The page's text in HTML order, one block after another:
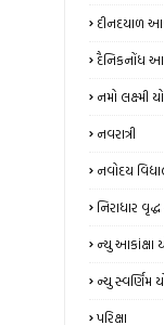
દીનદયાળ
દૈનિકનોંધ
નમો લક્ષ્મી
નવરાત્રી
નવોદય
નિરાધાર
ન્‍યુ આકાંક્ષા
ન્યુ સ્‍વર્ણિમ
પરિક્ષા